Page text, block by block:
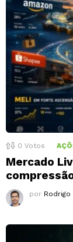
0 Votos
Mercado
por